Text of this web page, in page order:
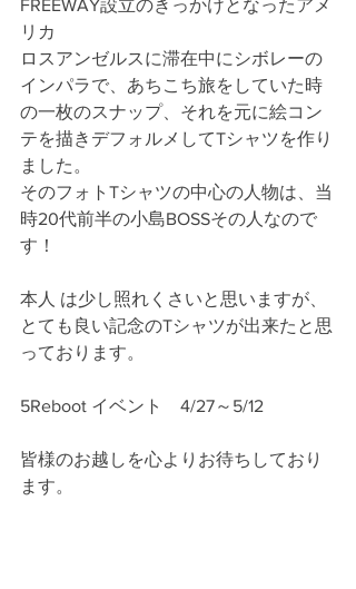
FREEWAY設立のきっかけとなったアメ
リカ
ロスアンゼルスに滞在中にシボレーの
インパラで、あちこち旅をしていた時
の一枚のスナップ、それを元に絵コン
テを描きデフォルメしてTシャツを作り
ました。
そのフォトTシャツの中心の人物は、当
時20代前半の小島BOSSその人なので
す！
本人 は少し照れくさいと思いますが、
とても良い記念のTシャツが出来たと思
っております。
5Reboot イベント　4/27～5/12
皆様のお越しを心よりお待ちしており
ます。